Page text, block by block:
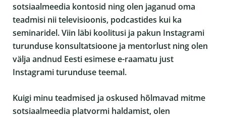
sotsiaalmeedia kontosid ning olen jaganud oma
teadmisi nii televisioonis, podcastides kui ka
seminaridel. Viin läbi koolitusi ja pakun Instagrami
turunduse konsultatsioone ja mentorlust ning olen
välja andnud Eesti esimese e-raamatu just
Instagrami turunduse teemal.
Kuigi minu teadmised ja oskused hõlmavad mitme
sotsiaalmeedia platvormi haldamist, olen